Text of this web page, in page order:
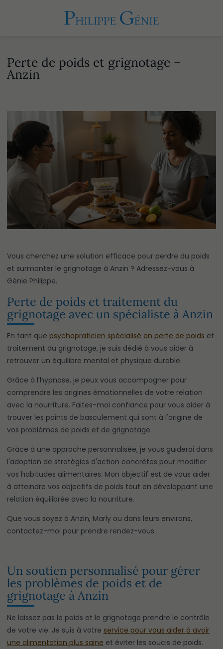
Perte de poids et grignotage –
Anzin
Vous cherchez une solution efficace pour perdre du poids
et surmonter le grignotage à Anzin ? Adressez-vous à
Génie Philippe.
Perte de poids et traitement du
grignotage avec un spécialiste à Anzin
En tant que psychopraticien spécialisé en perte de poids et
traitement du grignotage, je suis dédié à vous aider à
retrouver un équilibre mental et physique durable.
Grâce à l’hypnose, je peux vous accompagner pour
comprendre les origines émotionnelles de votre relation
avec la nourriture. Faites-moi confiance pour vous aider à
trouver les points de basculement qui sont à l'origine de
vos problèmes de poids et de grignotage.
Grâce à une approche personnalisée, je vous guiderai dans
l'adoption de stratégies d'action concrètes pour modifier
vos habitudes alimentaires. Mon objectif est de vous aider
à atteindre vos objectifs de poids tout en développant une
relation équilibrée avec la nourriture.
Que vous soyez à Anzin, Marly ou dans leurs environs,
contactez-moi pour prendre rendez-vous.
Un soutien personnalisé pour gérer
les problèmes de poids et de
grignotage à Anzin
Ne laissez pas le poids et le grignotage prendre le contrôle
de votre vie. Je suis à votre service pour vous aider à avoir
une alimentation plus saine et éviter les soucis de poids.